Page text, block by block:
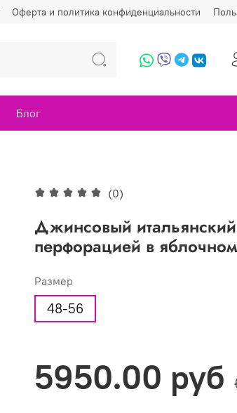
Оферта и политика конфиденциальности
Блог
(0)
Джинсовый
перфорацией в
Размер
48-56
5950.00 руб